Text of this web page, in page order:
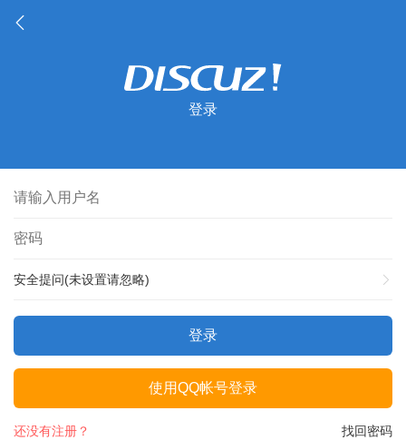
登录
安全提问(未设置请忽略)
登录
使用QQ帐号登录
找回密码
还没有注册？